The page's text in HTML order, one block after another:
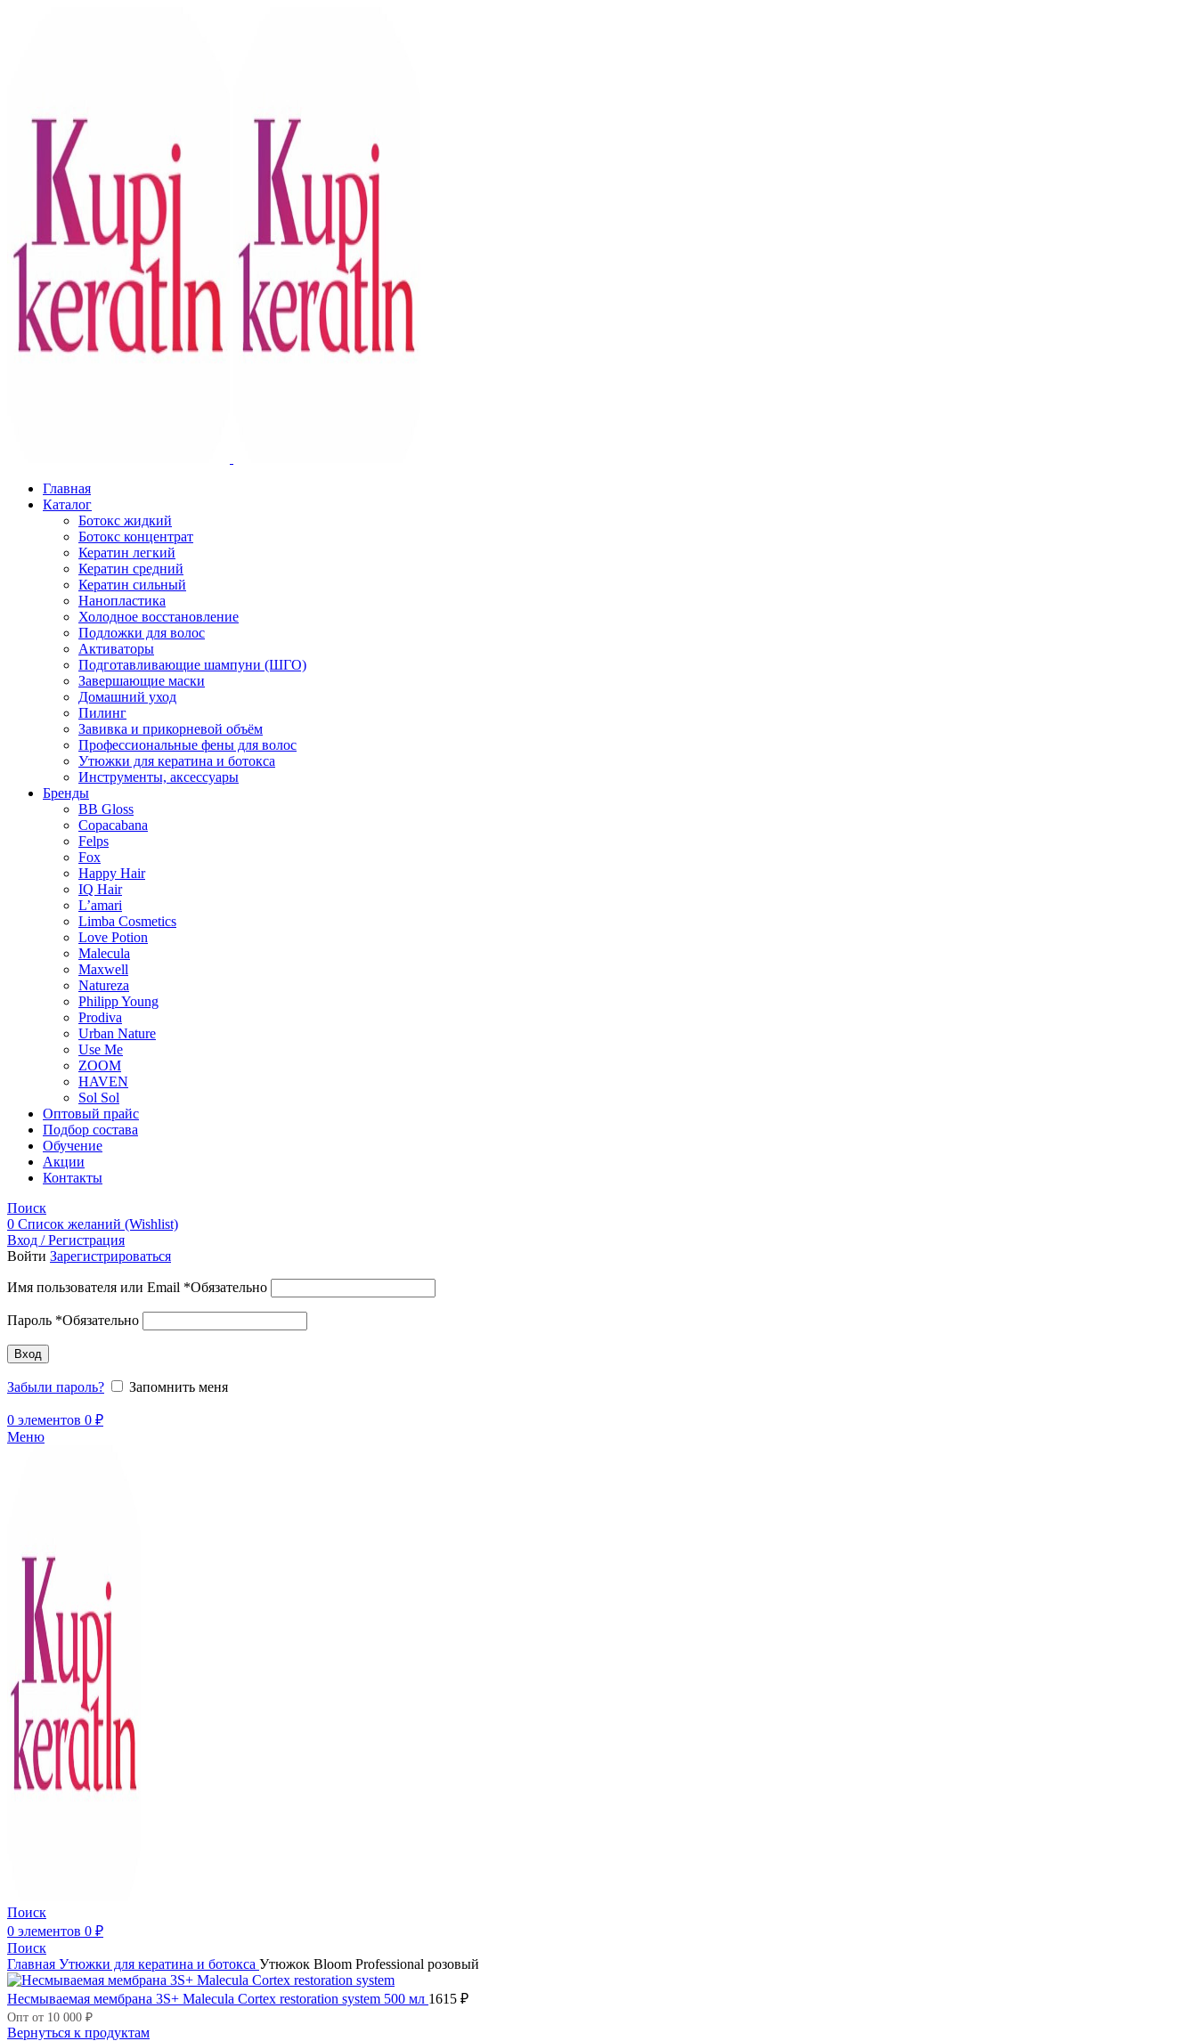
Главная
Каталог
Ботокс жидкий
Ботокс концентрат
Кератин легкий
Кератин средний
Кератин сильный
Нанопластика
Холодное восстановление
Подложки для волос
Активаторы
Подготавливающие шампуни (ШГО)
Завершающие маски
Домашний уход
Пилинг
Завивка и прикорневой объём
Профессиональные фены для волос
Утюжки для кератина и ботокса
Инструменты, аксессуары
Бренды
BB Gloss
Copacabana
Felps
Fox
Happy Hair
IQ Hair
L’amari
Limba Cosmetics
Love Potion
Malecula
Maxwell
Natureza
Philipp Young
Prodiva
Urban Nature
Use Me
ZOOM
HAVEN
Sol Sol
Оптовый прайс
Подбор состава
Обучение
Акции
Контакты
Поиск
0 Список желаний (Wishlist)
Вход / Регистрация
Войти Зарегистрироваться
Имя пользователя или Email *Обязательно
Пароль *Обязательно
Вход
Забыли пароль? Запомнить меня
0 элементов 0 ₽
Меню
Поиск
0 элементов 0 ₽
Поиск
Главная Утюжки для кератина и ботокса Утюжок Bloom Professional розовый
Несмываемая мембрана 3S+ Malecula Cortex restoration system 500 мл 1615 ₽
Опт от 10 000 ₽
Вернуться к продуктам